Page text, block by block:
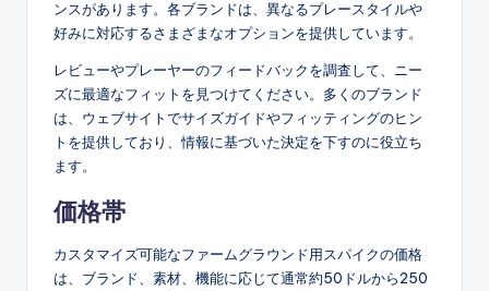
ンスがあります。各ブランドは、異なるプレースタイルや
好みに対応するさまざまなオプションを提供しています。
レビューやプレーヤーのフィードバックを調査して、ニー
ズに最適なフィットを見つけてください。多くのブランド
は、ウェブサイトでサイズガイドやフィッティングのヒン
トを提供しており、情報に基づいた決定を下すのに役立ち
ます。
価格帯
カスタマイズ可能なファームグラウンド用スパイクの価格
は、ブランド、素材、機能に応じて通常約50ドルから250